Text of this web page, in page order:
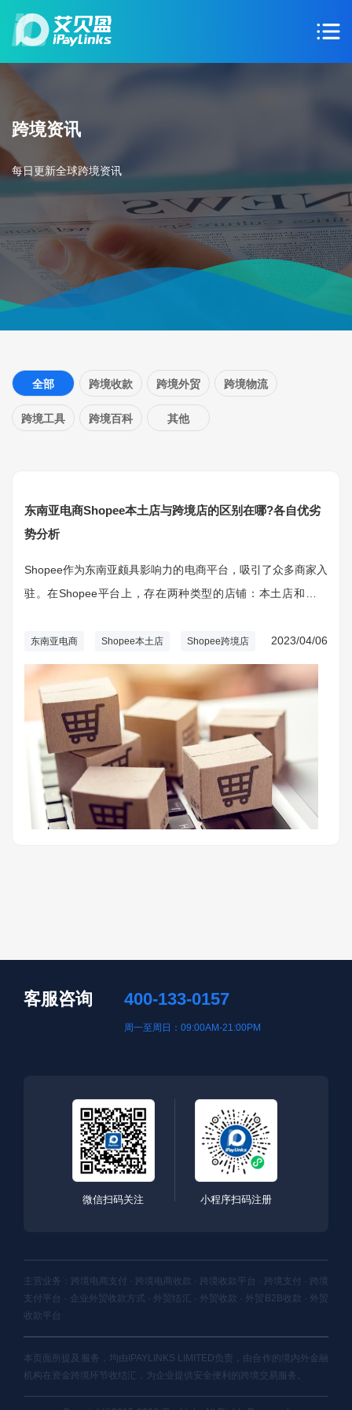
跨境资讯
每日更新全球跨境资讯
全部 跨境收款 跨境外贸 跨境物流
跨境工具 跨境百科 其他
东南亚电商Shopee本土店与跨境店的区别在哪?各自优劣
势分析
Shopee作为东南亚颇具影响力的电商平台，吸引了众多商家入
驻。在Shopee平台上，存在两种类型的店铺：本土店和跨境
各自的优劣势。
东南亚电商 Shopee本土店 Shopee跨境店 2023/04/06
客服咨询 400-133-0157
周一至周日：09:00AM-21:00PM
微信扫码关注 小程序扫码注册
主营业务：跨境电商支付 · 跨境电商收款 · 跨境收款平台 · 跨境支付 · 跨境
支付平台 · 企业外贸收款方式 · 外贸结汇 · 外贸收款 · 外贸B2B收款 · 外贸
收款平台
本页面所提及服务，均由IPAYLINKS LIMITED负责，由合作的境内外金融
机构在资金跨境环节收结汇，为企业提供安全便利的跨境交易服务。